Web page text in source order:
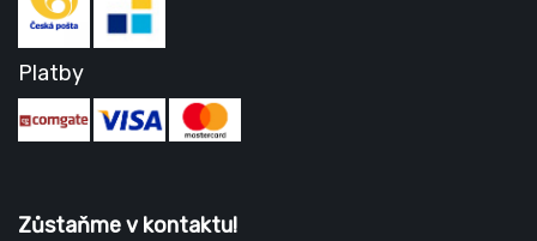
Platby
Zůstaňme v kontaktu!